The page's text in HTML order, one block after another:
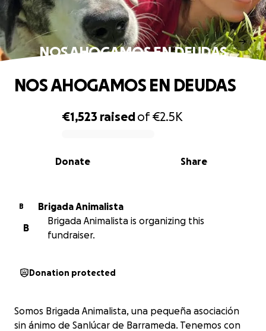
NOS AHOGAMOS EN DEUDAS
0% complete
€1,523 raisedof€2.5K
Share
Donate
NOS AHOGAMOS EN DEUDAS
B
Brigada Animalista
B
Brigada Animalista is organizing this
fundraiser.
Donation protected
Somos Brigada Animalista, una pequeña asociación
sin ánimo de Sanlúcar de Barrameda. Tenemos con